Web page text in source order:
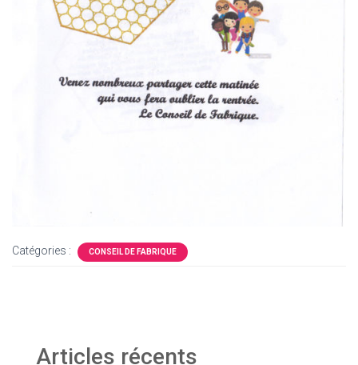
Catégories : CONSEIL DE FABRIQUE
Articles récents